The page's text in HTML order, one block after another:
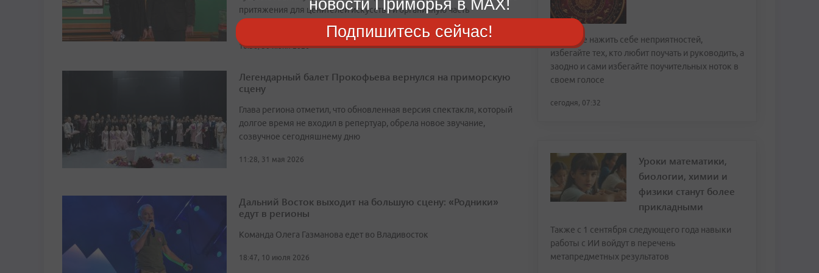
притяжения для ценителей искусства и органичную часть
культурного кода региона
16:36, 30 июня 2026
Легендарный балет Прокофьева вернулся на приморскую
сцену
Глава региона отметил, что обновленная версия спектакля, который
долгое время не входил в репертуар, обрела новое звучание,
созвучное сегодняшнему дню
11:28, 31 мая 2026
Дальний Восток выходит на большую сцену: «Родники»
едут в регионы
Команда Олега Газманова едет во Владивосток
18:47, 10 июля 2026
Чтобы не нажить себе неприятностей,
избегайте тех, кто любит поучать и руководить, а
заодно и сами избегайте поучительных ноток в
своем голосе
сегодня, 07:32
Уроки математики,
биологии, химии и
физики станут более
прикладными
Также с 1 сентября следующего года навыки
работы с ИИ войдут в перечень
метапредметных результатов
новости Приморья в MAX!
Подпишитесь сейчас!